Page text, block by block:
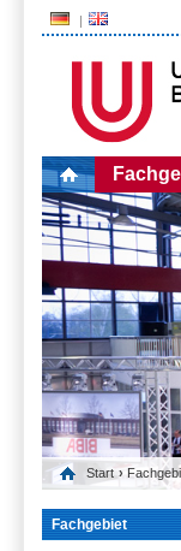
Start ›
Fachgebiet